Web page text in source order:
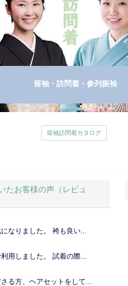
留袖・訪問着・参列振袖
留袖訪問着カタログ
たお客様の声（レビュ
なりました。 袴も良い...
用しました。 試着の際...
る方、ヘアセットをして...